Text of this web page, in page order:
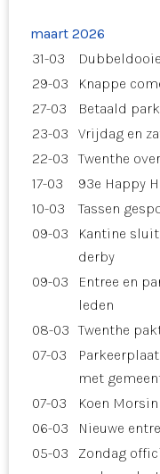
maart 2026
31-03
29-03
Knappe
27-03
Betaald
23-03
Vrijdag en
22-03
Twenthe
17-03
93e Happy
10-03
Tassen
09-03
Kantine sluit
derby
09-03
Entree en
leden
08-03 Twenthe
07-03
met
07-03
Koen
06-03
Nieuwe
05-03
Zondag